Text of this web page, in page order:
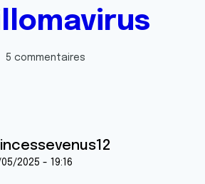
5 commentaires
2025 - 19:16